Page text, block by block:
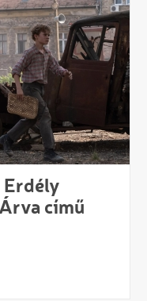
című